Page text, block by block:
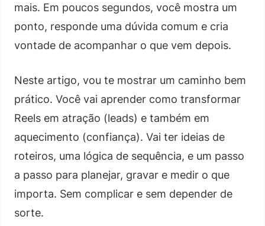
mais. Em poucos segundos, você mostra um
ponto, responde uma dúvida comum e cria
vontade de acompanhar o que vem depois.
Neste artigo, vou te mostrar um caminho bem
prático. Você vai aprender como transformar
Reels em atração (leads) e também em
aquecimento (confiança). Vai ter ideias de
roteiros, uma lógica de sequência, e um passo
a passo para planejar, gravar e medir o que
importa. Sem complicar e sem depender de
sorte.